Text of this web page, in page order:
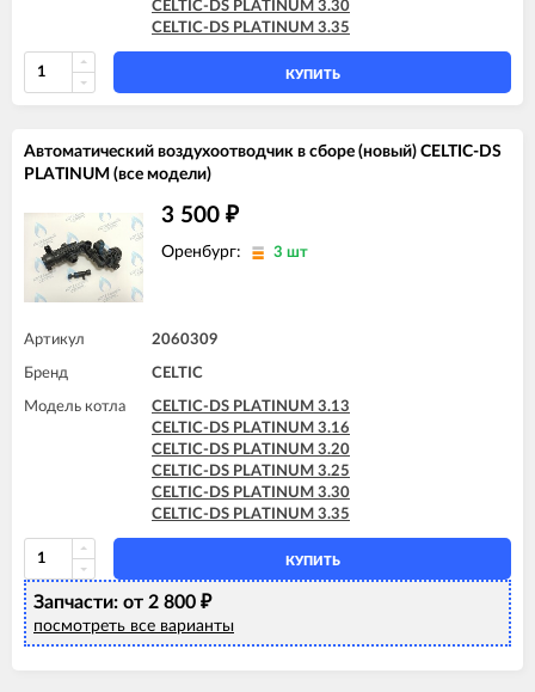
CELTIC-DS PLATINUM 3.30
CELTIC-DS PLATINUM 3.35
КУПИТЬ
Автоматический воздухоотводчик в сборе (новый) CELTIC-DS
PLATINUM (все модели)
3 500 ₽
Оренбург: 3 шт
Артикул 2060309
Бренд CELTIC
Модель котла
CELTIC-DS PLATINUM 3.13
CELTIC-DS PLATINUM 3.16
CELTIC-DS PLATINUM 3.20
CELTIC-DS PLATINUM 3.25
CELTIC-DS PLATINUM 3.30
CELTIC-DS PLATINUM 3.35
КУПИТЬ
Запчасти: от 2 800 ₽
посмотреть все варианты